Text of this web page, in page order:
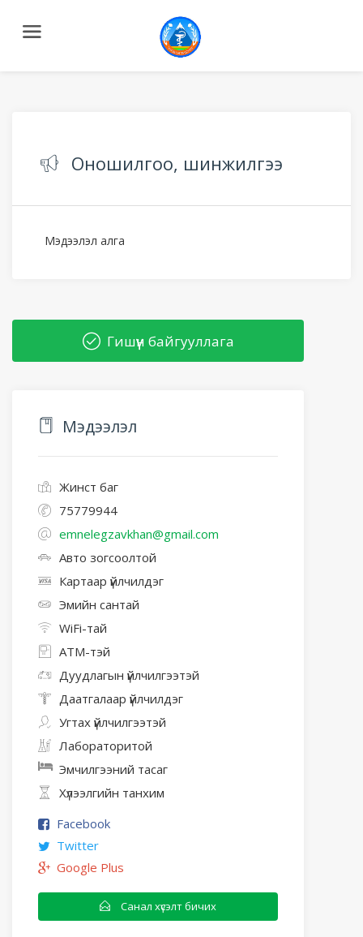
Оношилгоо, шинжилгээ
Мэдээлэл алга
Гишүүн байгууллага
Мэдээлэл
Жинст баг
75779944
emnelegzavkhan@gmail.com
Авто зогсоолтой
Картаар үйлчилдэг
Эмийн сантай
WiFi-тай
АТМ-тэй
Дуудлагын үйлчилгээтэй
Даатгалаар үйлчилдэг
Угтах үйлчилгээтэй
Лабораторитой
Эмчилгээний тасаг
Хүлээлгийн танхим
Facebook
Twitter
Google Plus
Санал хүсэлт бичих